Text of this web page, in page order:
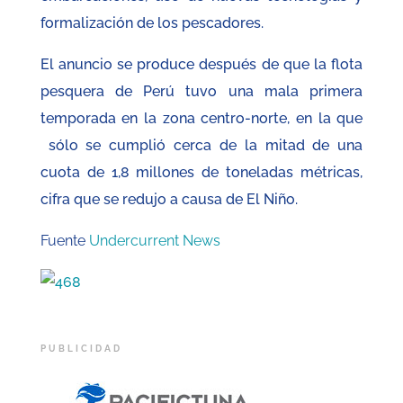
formalización de los pescadores.
El anuncio se produce después de que la flota
pesquera de Perú tuvo una mala primera
temporada en la zona centro-norte, en la que
sólo se cumplió cerca de la mitad de una
cuota de 1,8 millones de toneladas métricas,
cifra que se redujo a causa de El Niño.
Fuente Undercurrent News